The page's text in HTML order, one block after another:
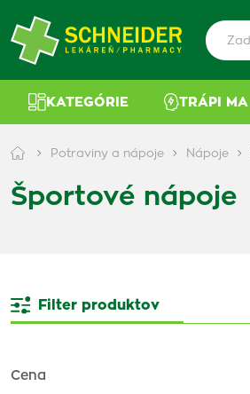
KATEGÓRIE TRÁPI MA
Potraviny a nápoje Nápoje
Športové nápoje
Filter produktov
Cena